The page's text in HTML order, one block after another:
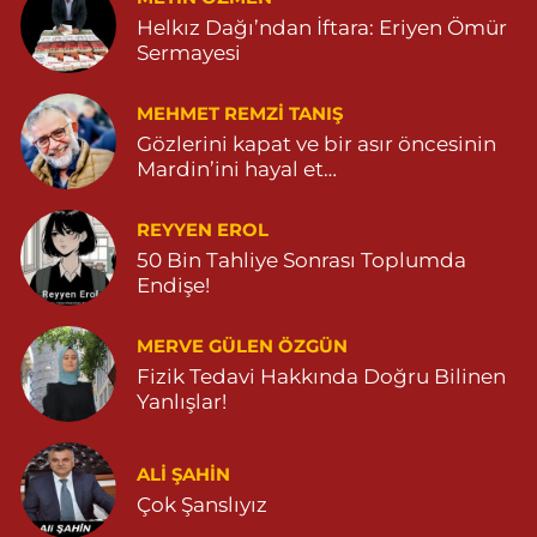
Özdemir Eczanesi
YENİ MAHALLE 3086 SOKAK NO:4 3 04825413121
0 (482) 541 31 21 Yol Tarifi Al
Helkız Dağı’ndan İftara: Eriyen Ömür
Sermayesi
MEHMET REMZI TANIŞ
Gözlerini kapat ve bir asır öncesinin
Mardin’ini hayal et…
REYYEN EROL
50 Bin Tahliye Sonrası Toplumda
Endişe!
MERVE GÜLEN ÖZGÜN
Fizik Tedavi Hakkında Doğru Bilinen
Yanlışlar!
ALI ŞAHİN
Çok Şanslıyız